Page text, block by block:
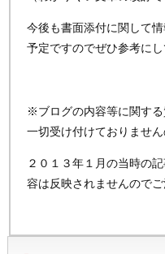
今後も書面添付に関して
予定ですのでぜひ参考にし
※ブログの内容等に関する
一切受け付けておりません
２０１３年１月の当時の
容は反映されませんのでご